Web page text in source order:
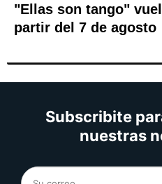
"Ellas son tango"
partir del 7 de agosto
Subscribite
nuestras